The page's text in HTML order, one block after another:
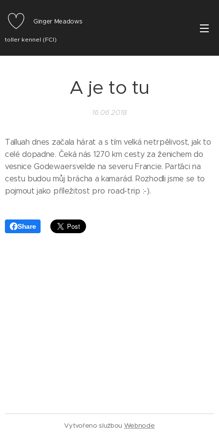
Ginger Meadows
toller kennel (FCI)
A je to tu
16.06.2018
Talluah dnes začala hárat a s tím velká netrpělivost, jak to
celé dopadne. Čeká nás 1270 km cesty za ženichem do
vesnice Godewaersvelde na severu Francie. Parťáci na
cestu budou můj brácha a kamarád. Rozhodli jsme se to
pojmout jako příležitost pro road-trip :-).
Share
Vytvořeno službou Webnode